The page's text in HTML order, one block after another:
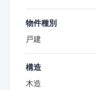
物件種別
戸建
構造
木造